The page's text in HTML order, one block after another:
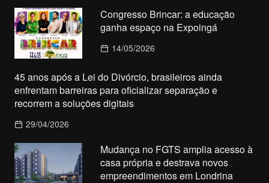
Congresso Brincar: a educação
ganha espaço na Expoingá
14/05/2026
45 anos após a Lei do Divórcio, brasileiros ainda
enfrentam barreiras para oficializar separação e
recorrem a soluções digitais
29/04/2026
Mudança no FGTS amplia acesso à
casa própria e destrava novos
empreendimentos em Londrina